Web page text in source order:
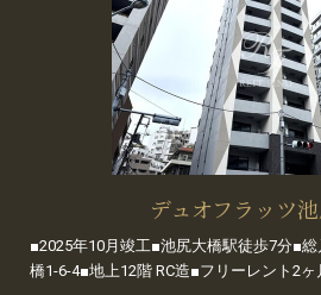
デュオフラッツ
■2025年10月竣工■池尻大橋駅徒歩7分■
橋1-6-4■地上12階 RC造■フリーレント2ヶ